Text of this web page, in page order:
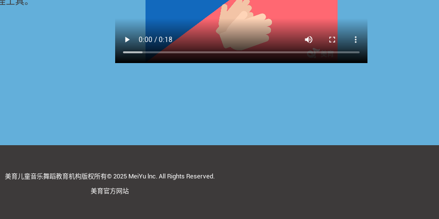
美育儿童音乐舞蹈教育机构版权所有© 2025 MeiYu lnc. All Rights Reserved.
美育官方网站